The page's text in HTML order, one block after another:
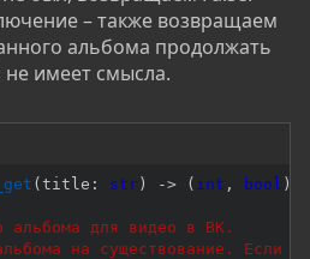
– также возвращаем
альбома продолжать
имеет смысла.
( title : str ) -> ( int , bool )
альбома для видео в ВК.
на существование. Если